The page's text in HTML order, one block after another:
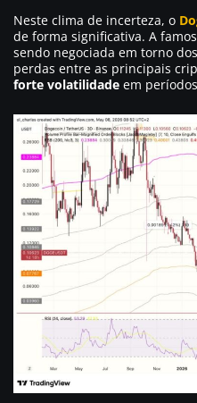
Neste clima de incerteza, o
de forma significativa. A
sendo negociada em torno dos
perdas entre as principais
forte volatilidade em